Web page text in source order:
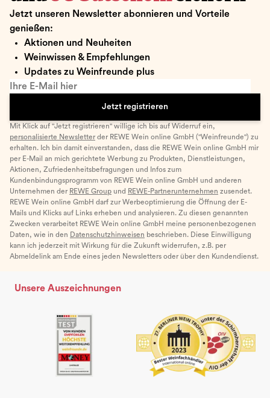
Jetzt unseren Newsletter abonnieren und Vorteile
genießen:
Aktionen und Neuheiten
Weinwissen & Empfehlungen
Updates zu Weinfreunde plus
Ihre E-Mail hier
Jetzt registrieren
Mit Klick auf "Jetzt registrieren" willige ich bis auf Widerruf ein,
personalisierte Newsletter der REWE Wein online GmbH ("Weinfreunde") zu
erhalten. Ich bin damit einverstanden, dass die REWE Wein online GmbH mir
per E-Mail an mich gerichtete Werbung zu Produkten, Dienstleistungen,
Aktionen, Zufriedenheitsbefragungen und Infos zum
Kundenbindungsprogramm von REWE Wein online GmbH und anderen
Unternehmen der REWE Group und REWE-Partnerunternehmen zusendet.
REWE Wein online GmbH darf zur Werbeoptimierung die Öffnung der E-
Mails und Klicks auf Links erheben und analysieren. Zu diesen genannten
Zwecken verarbeitet REWE Wein online GmbH meine personenbezogenen
Daten, wie in den Datenschutzhinweisen beschrieben. Diese Einwilligung
kann ich jederzeit mit Wirkung für die Zukunft widerrufen, z.B. per
Abmeldelink am Ende eines jeden Newsletters oder über den Kundendienst.
Unsere Auszeichnungen